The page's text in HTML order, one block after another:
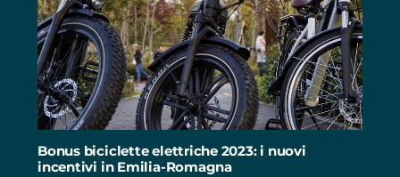
Bonus biciclette elettriche 2023: i nuovi
incentivi in Emilia-Romagna